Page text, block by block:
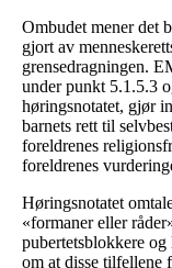
Ombudet mener det
gjort av
grensedragningen.
under punkt 5.1.5.3
høringsnotatet, gjør
barnets rett til
foreldrenes
foreldrenes
Høringsnotatet
«formaner eller
pubertetsblokkere
om at disse tilfellene